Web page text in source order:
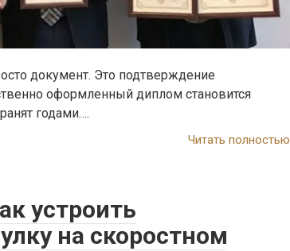
документ. Это подтверждение
оформленный диплом становится
годами….
Читать полностью
устроить
на скоростном